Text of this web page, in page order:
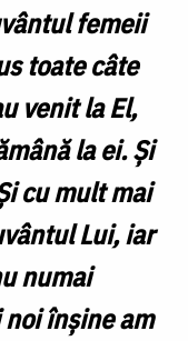
femeii
toate câte
venit la El,
la ei. Şi
cu mult mai
Lui, iar
numai
înşine am